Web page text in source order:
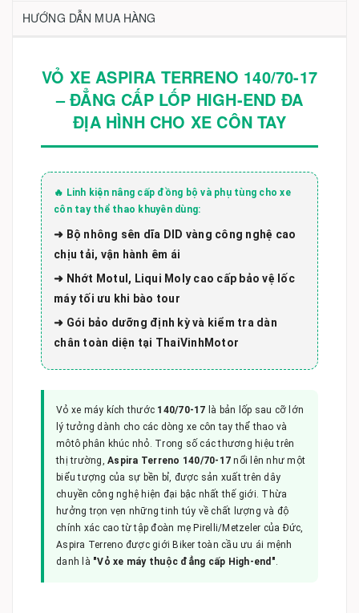
HƯỚNG DẪN MUA HÀNG
VỎ XE ASPIRA TERRENO 140/70-17
– ĐẲNG CẤP LỐP HIGH-END ĐA
ĐỊA HÌNH CHO XE CÔN TAY
🔥 Linh kiện nâng cấp đồng bộ và phụ tùng cho xe
côn tay thể thao khuyên dùng:
➜ Bộ nhông sên dĩa DID vàng công nghệ cao
chịu tải, vận hành êm ái
➜ Nhớt Motul, Liqui Moly cao cấp bảo vệ lốc
máy tối ưu khi bào tour
➜ Gói bảo dưỡng định kỳ và kiểm tra dàn
chân toàn diện tại ThaiVinhMotor
Vỏ xe máy kích thước 140/70-17 là bản lốp sau cỡ lớn
lý tưởng dành cho các dòng xe côn tay thể thao và
môtô phân khúc nhỏ. Trong số các thương hiệu trên
thị trường, Aspira Terreno 140/70-17 nổi lên như một
biểu tượng của sự bền bỉ, được sản xuất trên dây
chuyền công nghệ hiện đại bậc nhất thế giới. Thừa
hưởng trọn vẹn những tinh túy về chất lượng và độ
chính xác cao từ tập đoàn mẹ Pirelli/Metzeler của Đức,
Aspira Terreno được giới Biker toàn cầu ưu ái mệnh
danh là "Vỏ xe máy thuộc đẳng cấp High-end".